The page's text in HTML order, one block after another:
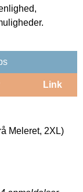
Link
Meleret, 2XL)